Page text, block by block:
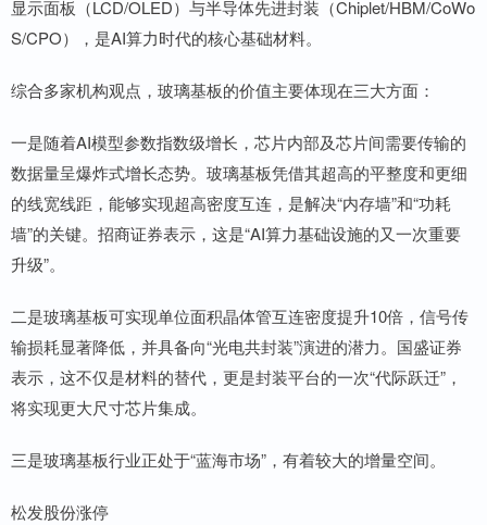
显示面板（LCD/OLED）与半导体先进封装（Chiplet/HBM/CoWo
S/CPO），是AI算力时代的核心基础材料。
综合多家机构观点，玻璃基板的价值主要体现在三大方面：
一是随着AI模型参数指数级增长，芯片内部及芯片间需要传输的
数据量呈爆炸式增长态势。玻璃基板凭借其超高的平整度和更细
的线宽线距，能够实现超高密度互连，是解决“内存墙”和“功耗
墙”的关键。招商证券表示，这是“AI算力基础设施的又一次重要
升级”。
二是玻璃基板可实现单位面积晶体管互连密度提升10倍，信号传
输损耗显著降低，并具备向“光电共封装”演进的潜力。国盛证券
表示，这不仅是材料的替代，更是封装平台的一次“代际跃迁”，
将实现更大尺寸芯片集成。
三是玻璃基板行业正处于“蓝海市场”，有着较大的增量空间。
松发股份涨停